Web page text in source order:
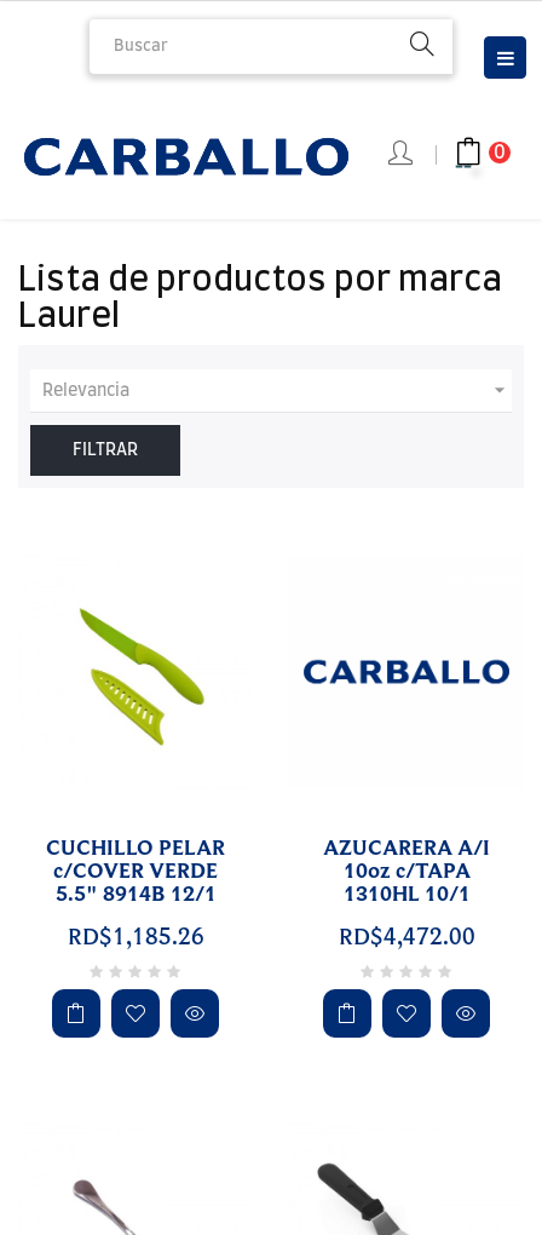
0
de
☰
Lista de productos por marca
Laurel
Relevancia 
FILTRAR
CUCHILLO PELAR
c/COVER VERDE
5.5" 8914B 12/1
RD$1,185.26
AZUCARERA A/I
10oz c/TAPA
1310HL 10/1
RD$4,472.00